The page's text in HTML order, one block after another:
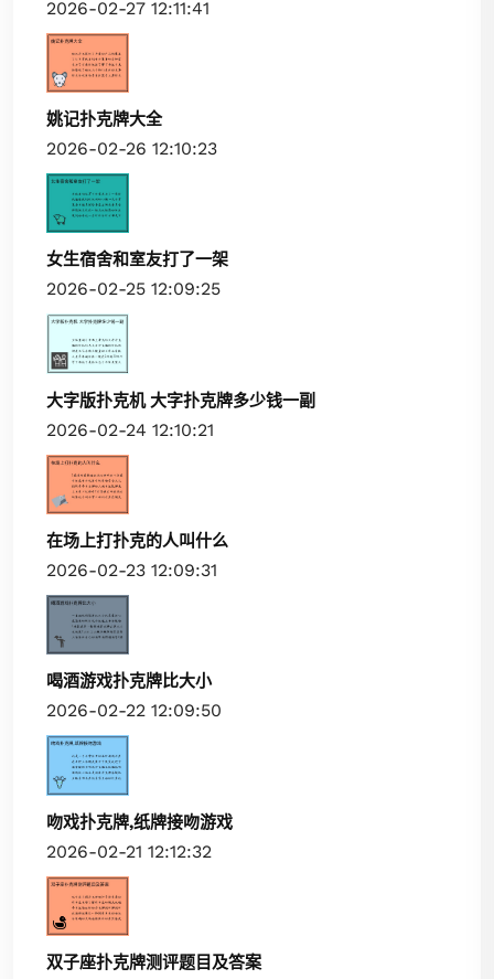
2026-02-27 12:11:41
姚记扑克牌大全
2026-02-26 12:10:23
女生宿舍和室友打了一架
2026-02-25 12:09:25
大字版扑克机 大字扑克牌多少钱一副
2026-02-24 12:10:21
在场上打扑克的人叫什么
2026-02-23 12:09:31
喝酒游戏扑克牌比大小
2026-02-22 12:09:50
吻戏扑克牌,纸牌接吻游戏
2026-02-21 12:12:32
双子座扑克牌测评题目及答案